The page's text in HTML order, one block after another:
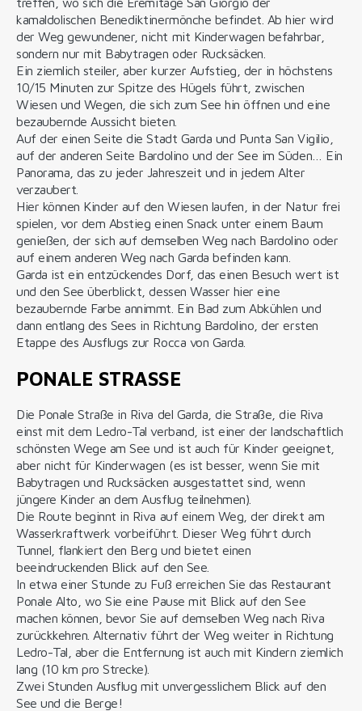
kamaldolischen Benediktinermönche befindet. Ab hier wird
der Weg gewundener, nicht mit Kinderwagen befahrbar,
sondern nur mit Babytragen oder Rucksäcken.
Ein ziemlich steiler, aber kurzer Aufstieg, der in höchstens
10/15 Minuten zur Spitze des Hügels führt, zwischen
Wiesen und Wegen, die sich zum See hin öffnen und eine
bezaubernde Aussicht bieten.
Auf der einen Seite die Stadt Garda und Punta San Vigilio,
auf der anderen Seite Bardolino und der See im Süden… Ein
Panorama, das zu jeder Jahreszeit und in jedem Alter
verzaubert.
Hier können Kinder auf den Wiesen laufen, in der Natur frei
spielen, vor dem Abstieg einen Snack unter einem Baum
genießen, der sich auf demselben Weg nach Bardolino oder
auf einem anderen Weg nach Garda befinden kann.
Garda ist ein entzückendes Dorf, das einen Besuch wert ist
und den See überblickt, dessen Wasser hier eine
bezaubernde Farbe annimmt. Ein Bad zum Abkühlen und
dann entlang des Sees in Richtung Bardolino, der ersten
Etappe des Ausflugs zur Rocca von Garda.
PONALE STRASSE
Die Ponale Straße in Riva del Garda, die Straße, die Riva
einst mit dem Ledro-Tal verband, ist einer der landschaftlich
schönsten Wege am See und ist auch für Kinder geeignet,
aber nicht für Kinderwagen (es ist besser, wenn Sie mit
Babytragen und Rucksäcken ausgestattet sind, wenn
jüngere Kinder an dem Ausflug teilnehmen).
Die Route beginnt in Riva auf einem Weg, der direkt am
Wasserkraftwerk vorbeiführt. Dieser Weg führt durch
Tunnel, flankiert den Berg und bietet einen
beeindruckenden Blick auf den See.
In etwa einer Stunde zu Fuß erreichen Sie das Restaurant
Ponale Alto, wo Sie eine Pause mit Blick auf den See
machen können, bevor Sie auf demselben Weg nach Riva
zurückkehren. Alternativ führt der Weg weiter in Richtung
Ledro-Tal, aber die Entfernung ist auch mit Kindern ziemlich
lang (10 km pro Strecke).
Zwei Stunden Ausflug mit unvergesslichem Blick auf den
See und die Berge!